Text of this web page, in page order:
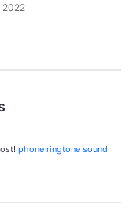
2022
phone ringtone sound